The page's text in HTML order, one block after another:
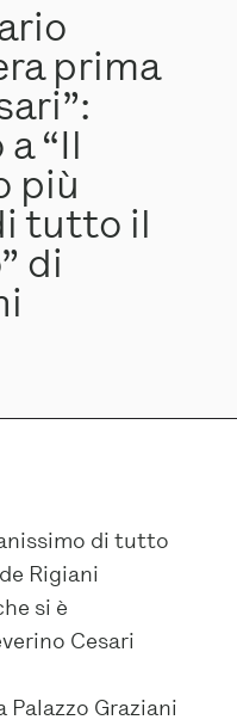
prima
“Il
più
tutto il
di
di tutto
Rigiani
si è
Cesari
Palazzo Graziani